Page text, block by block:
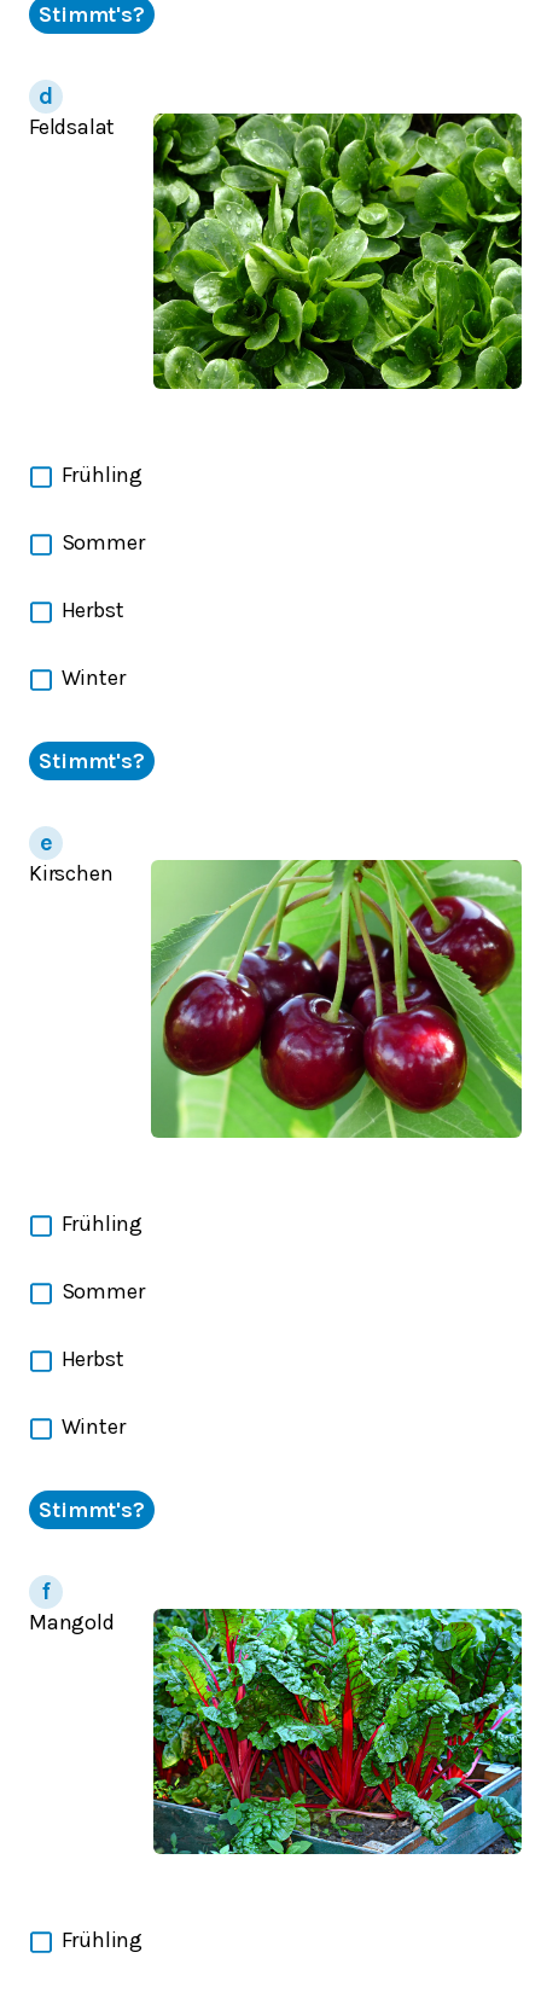
Stimmt's?
Feldsalat
Frühling
Sommer
Herbst
Winter
Stimmt's?
Kirschen
Frühling
Sommer
Herbst
Winter
Stimmt's?
Mangold
Frühling